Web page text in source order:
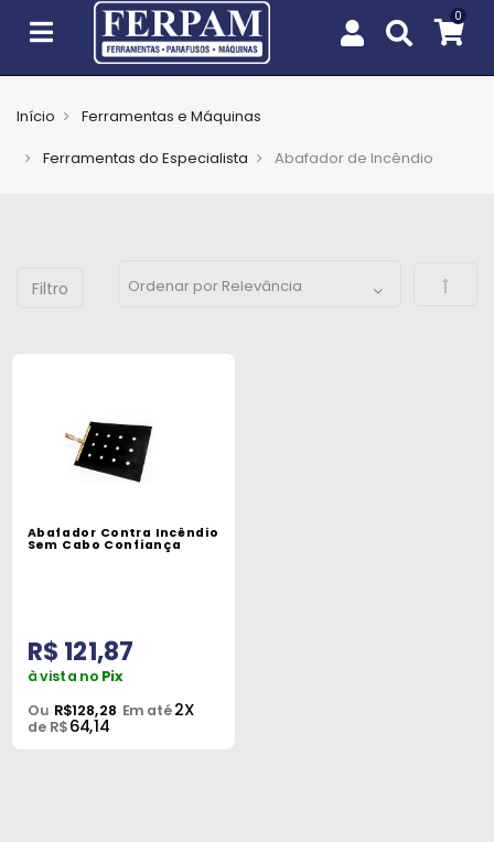
EPIs
Ferramentas
Iluminação
Construção
Materiais
Elétricos
Início
Ferramentas e Máquinas
Ferramentas do Especialista
Abafador de Incêndio
Abafador Contra Incêndio
Sem Cabo Confiança
R$ 121,87
à vista no Pix
Ou R$128,28 Em até2X
de R$64,14